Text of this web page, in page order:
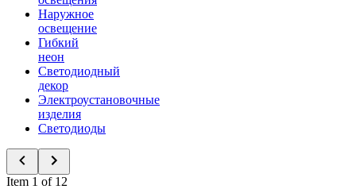
Наружное
освещение
Гибкий
неон
Светодиодный
декор
Электроустановочные
изделия
Светодиоды
Item 1 of 12